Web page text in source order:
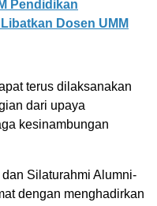
Pendidikan
Dosen UMM
terus dilaksanakan
dari upaya
kesinambungan
Silaturahmi Alumni-
dengan menghadirkan